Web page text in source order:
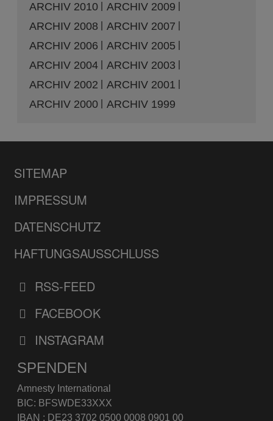
ARCHIV 2010
ARCHIV 2009
ARCHIV 2008
ARCHIV 2007
ARCHIV 2006
ARCHIV 2005
ARCHIV 2004
ARCHIV 2003
ARCHIV 2002
ARCHIV 2001
ARCHIV 2000
ARCHIV 1999
SITEMAP
IMPRESSUM
DATENSCHUTZ
HAFTUNGSAUSSCHLUSS
RSS-FEED
FACEBOOK
INSTAGRAM
SPENDEN
Amnesty International
BIC: BFSWDE33XXX
IBAN : DE23 3702 0500 0008 0901 00